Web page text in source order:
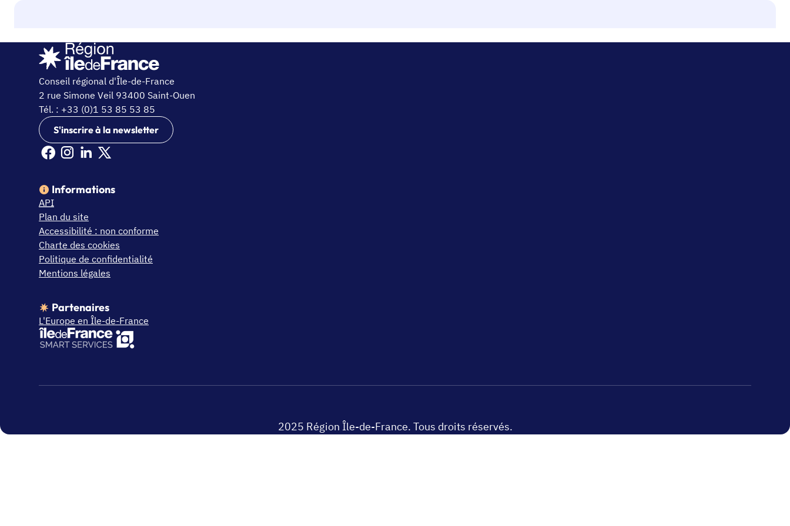
Conseil régional d'Île-de-France
2 rue Simone Veil 93400 Saint-Ouen
Tél. : +33 (0)1 53 85 53 85
S'inscrire à la newsletter
Facebook Ile de France (nouvelle fenêtre)
Instagram Ile de France (nouvelle fenêtre)
Linkedin Ile de France (nouvelle fenêtre)
X Ile de France (nouvelle fenêtre)
Informations
API
Plan du site
Accessibilité : non conforme
Charte des cookies
Politique de confidentialité
Mentions légales
Partenaires
L'Europe en Île-de-France
2025 Région Île-de-France. Tous droits réservés.